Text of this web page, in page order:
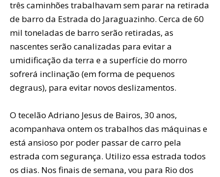
três caminhões trabalhavam sem parar na retirada
de barro da Estrada do Jaraguazinho. Cerca de 60
mil toneladas de barro serão retiradas, as
nascentes serão canalizadas para evitar a
umidificação da terra e a superfície do morro
sofrerá inclinação (em forma de pequenos
degraus), para evitar novos deslizamentos.
O tecelão Adriano Jesus de Bairos, 30 anos,
acompanhava ontem os trabalhos das máquinas e
está ansioso por poder passar de carro pela
estrada com segurança. Utilizo essa estrada todos
os dias. Nos finais de semana, vou para Rio dos